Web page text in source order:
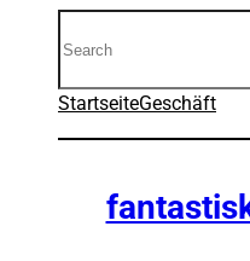
StartseiteGeschäft